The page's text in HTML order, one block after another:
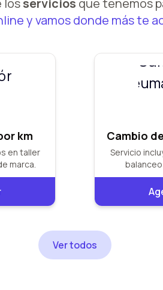
losservicios que tenemos
y vamos donde más te
km
en taller
marca.
Cambio
Servicio
balanceo
Ver todos